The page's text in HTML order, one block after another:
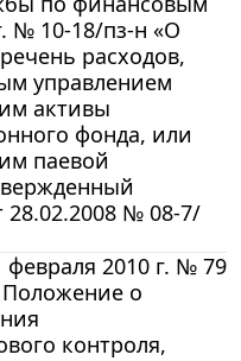
№ 10-18/пз-н «О
расходов,
управлением
активы
фонда, или
паевой
№ 08-7/
2010 г. № 79
о
контроля,